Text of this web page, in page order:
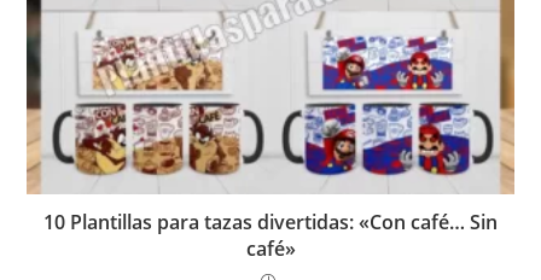
10 Plantillas para tazas divertidas: «Con café… Sin
café»